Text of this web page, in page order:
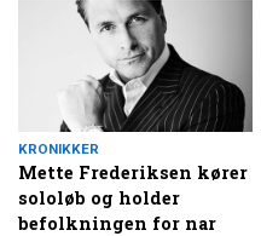
KRONIKKER
Mette Frederiksen kører
sololøb og holder
befolkningen for nar